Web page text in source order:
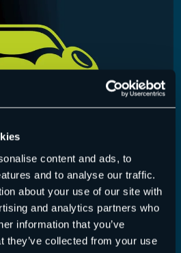
content and ads, to
and to analyse our traffic.
about your use of our site with
and analytics partners who
information that you’ve
they’ve collected from your use
– Release 22. Juli 2026
Notes 22.07.2026